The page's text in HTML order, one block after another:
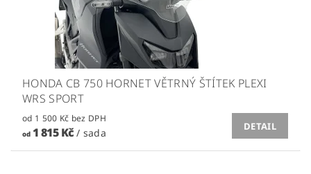
HONDA CB 750 HORNET VĚTRNÝ ŠTÍTEK PLEXI
WRS SPORT
od 1 500 Kč bez DPH
od1 815 Kč/ sada
DETAIL